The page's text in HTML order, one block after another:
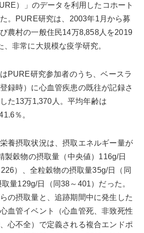
）」のデータを利用したコホート
。PURE研究は、2003年1月から募
農村の一般住民14万8,858人を2019
非常に大規模な疫学研究。
PURE研究参加者のうち、ベースラ
録時）に心血管疾患の既往が記録さ
た13万1,370人。平均年齢は
％。
養摂取状況は、摂取エネルギー量が
製穀物の摂取量（中央値）116g/日
226）、全粒穀物の摂取量35g/日（同
量129g/日（同38～401）だった。
の摂取量と、追跡期間中に発生した
血管イベント（心血管死、非致死性
心不全）で定義される複合エンドポ